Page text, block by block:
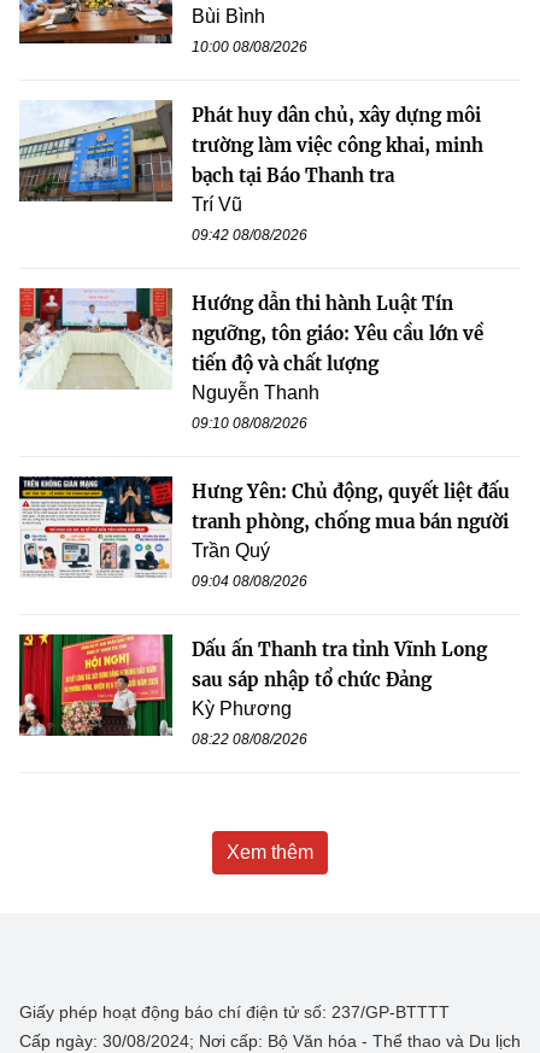
Bùi Bình
10:00 08/08/2026
Phát huy dân chủ, xây dựng môi
trường làm việc công khai, minh
bạch tại Báo Thanh tra
Trí Vũ
09:42 08/08/2026
Hướng dẫn thi hành Luật Tín
ngưỡng, tôn giáo: Yêu cầu lớn về
tiến độ và chất lượng
Nguyễn Thanh
09:10 08/08/2026
Hưng Yên: Chủ động, quyết liệt đấu
tranh phòng, chống mua bán người
Trần Quý
09:04 08/08/2026
Dấu ấn Thanh tra tỉnh Vĩnh Long
sau sáp nhập tổ chức Đảng
Kỳ Phương
08:22 08/08/2026
Xem thêm
Giấy phép hoạt động báo chí điện tử số: 237/GP-BTTTT
Cấp ngày: 30/08/2024; Nơi cấp: Bộ Văn hóa - Thể thao và Du lịch